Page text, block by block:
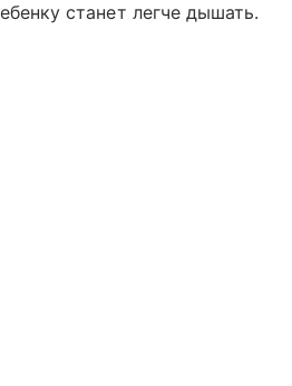
станет легче дышать.